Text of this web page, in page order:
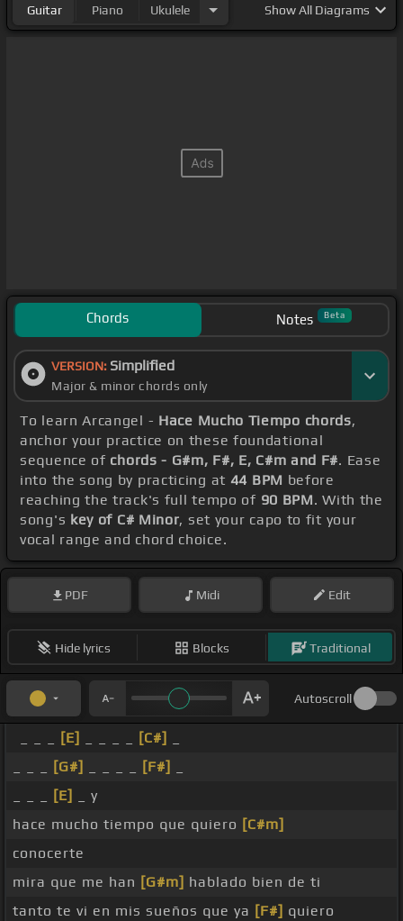
Guitar Piano Ukulele ShowAll Diagrams
Chords Notes Beta
VERSION: Simplified
Major & minor chords only
To learn Arcangel - Hace Mucho Tiempo chords,
anchor your practice on these foundational
sequence of chords - G#m, F#, E, C#m and F#. Ease
into the song by practicing at 44 BPM before
reaching the track's full tempo of 90 BPM. With the
song's key of C# Minor, set your capo to fit your
vocal range and chord choice.
PDF Midi Edit
Hide lyrics Blocks Traditional
Autoscroll
[E] [C#]
[G#] [F#]
[E]
_ y
hace mucho tiempo que quiero [C#m]
conocerte
mira que me han [G#m] hablado bien de ti
tanto te vi en mis sueños que ya [F#] quiero